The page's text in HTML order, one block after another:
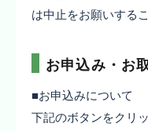
は中止をお願いする
お申込み・お
■お申込みについて
下記のボタンをクリ